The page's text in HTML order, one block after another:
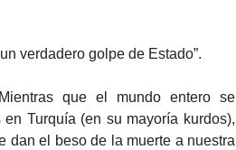
verdadero golpe de Estado”.
que el mundo entero se
Turquía (en su mayoría kurdos),
dan el beso de la muerte a nuestra